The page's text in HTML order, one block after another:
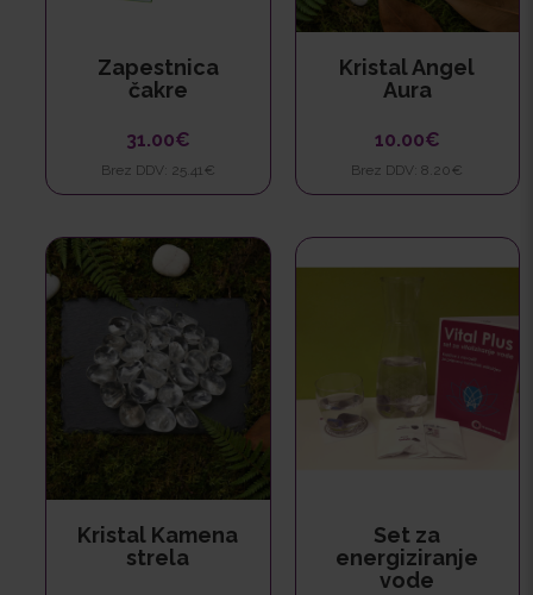
Zapestnica
čakre
31.00€
Brez DDV: 25.41€
Kristal Angel
Aura
10.00€
Brez DDV: 8.20€
Kristal Kamena
strela
Set za
energiziranje
vode